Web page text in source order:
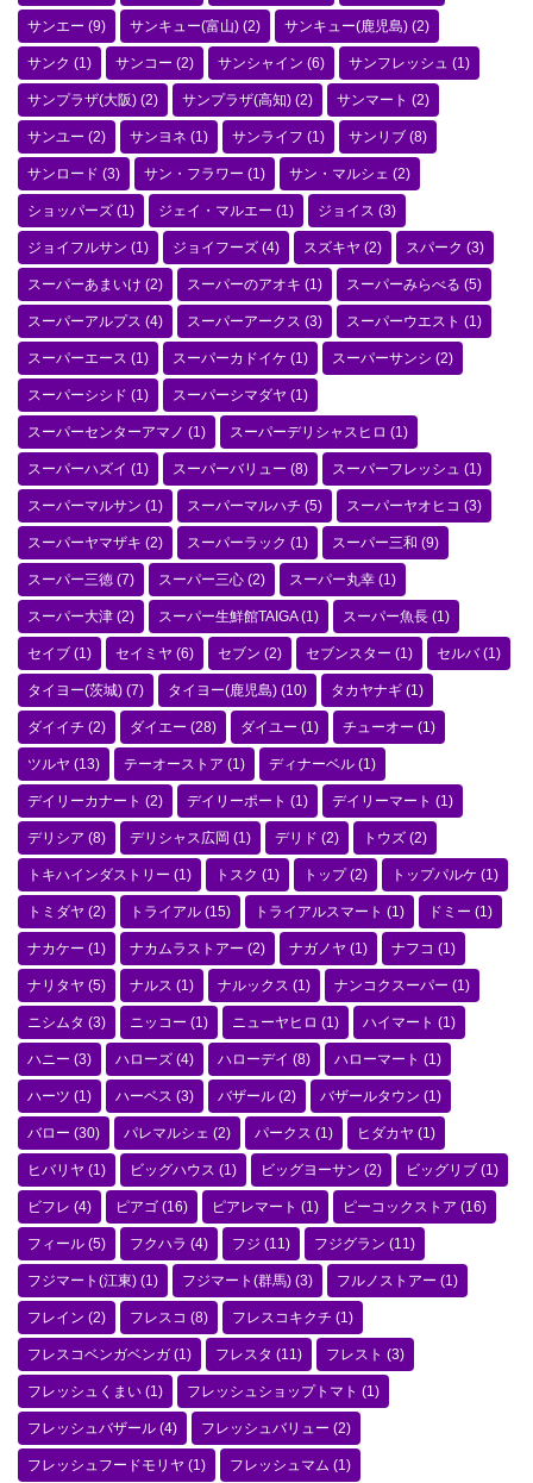
サンエー (9) サンキュー(富山) (2) サンキュー(鹿児島) (2)
サンク (1) サンコー (2) サンシャイン (6) サンフレッシュ (1)
サンプラザ(大阪) (2) サンプラザ(高知) (2) サンマート (2)
サンユー (2) サンヨネ (1) サンライフ (1) サンリブ (8)
サンロード (3) サン・フラワー (1) サン・マルシェ (2)
ショッパーズ (1) ジェイ・マルエー (1) ジョイス (3)
ジョイフルサン (1) ジョイフーズ (4) スズキヤ (2) スパーク (3)
スーパーあまいけ (2) スーパーのアオキ (1) スーパーみらべる (5)
スーパーアルプス (4) スーパーアークス (3) スーパーウエスト (1)
スーパーエース (1) スーパーカドイケ (1) スーパーサンシ (2)
スーパーシシド (1) スーパーシマダヤ (1)
スーパーセンターアマノ (1) スーパーデリシャスヒロ (1)
スーパーハズイ (1) スーパーバリュー (8) スーパーフレッシュ (1)
スーパーマルサン (1) スーパーマルハチ (5) スーパーヤオヒコ (3)
スーパーヤマザキ (2) スーパーラック (1) スーパー三和 (9)
スーパー三徳 (7) スーパー三心 (2) スーパー丸幸 (1)
スーパー大津 (2) スーパー生鮮館TAIGA(1) スーパー魚長 (1)
セイブ (1) セイミヤ (6) セブン (2) セブンスター (1) セルバ(1)
タイヨー(茨城) (7) タイヨー(鹿児島) (10) タカヤナギ (1)
ダイイチ (2) ダイエー (28) ダイユー (1) チューオー (1)
ツルヤ (13) テーオーストア (1) ディナーベル (1)
デイリーカナート (2) デイリーポート (1) デイリーマート (1)
デリシア (8) デリシャス広岡 (1) デリド (2) トウズ (2)
トキハインダストリー (1) トスク (1) トップ(2) トップパルケ (1)
トミダヤ (2) トライアル (15) トライアルスマート (1) ドミー (1)
ナカケー (1) ナカムラストアー (2) ナガノヤ (1) ナフコ (1)
ナリタヤ (5) ナルス (1) ナルックス (1) ナンコクスーパー (1)
ニシムタ (3) ニッコー (1) ニューヤヒロ (1) ハイマート (1)
ハニー (3) ハローズ (4) ハローデイ (8) ハローマート (1)
ハーツ (1) ハーベス (3) バザール (2) バザールタウン (1)
バロー (30) パレマルシェ (2) パークス (1) ヒダカヤ (1)
ヒバリヤ (1) ビッグハウス (1) ビッグヨーサン (2) ビッグリブ (1)
ビフレ (4) ピアゴ (16) ピアレマート (1) ピーコックストア (16)
フィール (5) フクハラ (4) フジ (11) フジグラン (11)
フジマート(江東) (1) フジマート(群馬) (3) フルノストアー (1)
フレイン (2) フレスコ (8) フレスコキクチ (1)
フレスコベンガベンガ (1) フレスタ (11) フレスト (3)
フレッシュくまい (1) フレッシュショップトマト (1)
フレッシュバザール (4) フレッシュバリュー (2)
フレッシュフードモリヤ (1) フレッシュマム (1)